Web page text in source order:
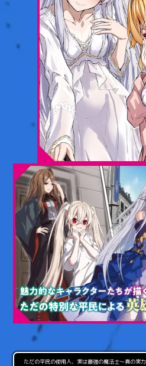
ただの平民の使用人、実は最強の魔法士〜真の実